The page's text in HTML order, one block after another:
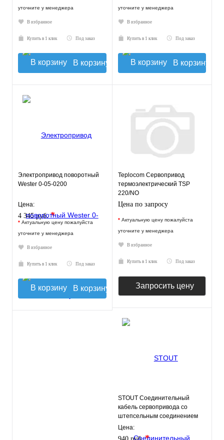
уточните у менеджера
В избранное
Купить в 1 клик Под заказ
В корзину
уточните у менеджера
В избранное
Купить в 1 клик Под заказ
В корзину
Электропривод поворотный
Wester 0-05-0200
Цена:
4 345 руб.*
* Актуальную цену пожалуйста
уточните у менеджера
В избранное
Купить в 1 клик Под заказ
В корзину
Teplocom Сервопривод
термоэлектрический TSP
220/NO
Цена по запросу
* Актуальную цену пожалуйста
уточните у менеджера
В избранное
Купить в 1 клик Под заказ
Запросить цену
STOUT Соединительный
кабель сервопривода со
штепсельным соединением
1м., 4 жилы (4х0,75мм)
Цена:
*